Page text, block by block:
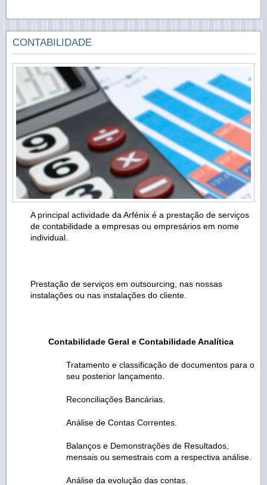
CONTABILIDADE
A principal actividade da Arfénix é a prestação de serviços
de contabilidade a empresas ou empresários em nome
individual.
Prestação de serviços em outsourcing, nas nossas
instalações ou nas instalações do cliente.
Contabilidade Geral e Contabilidade Analítica
Tratamento e classificação de documentos para o
seu posterior lançamento.
Reconciliações Bancárias.
Análise de Contas Correntes.
Balanços e Demonstrações de Resultados,
mensais ou semestrais com a respectiva análise.
Análise da evolução das contas.